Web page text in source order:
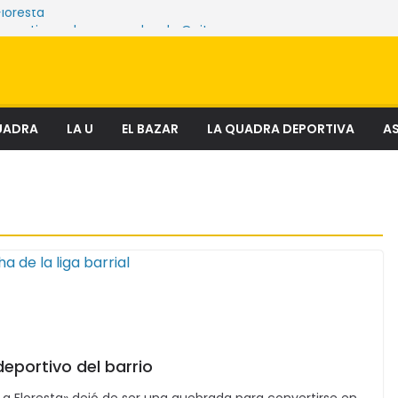
sostienen los mercados de Quito
LA U EL BAZAR LA QUADRA DEPORTIVA
del barrio